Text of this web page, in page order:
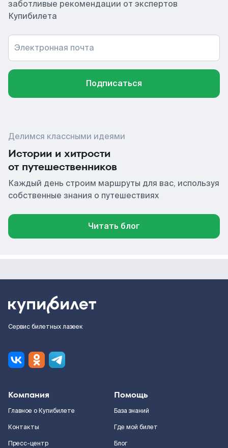
заботливые рекомендации от экспертов
Купибилета
Электронная почта
Подписаться
Делимся классными идеями
Истории и хитрости
от путешественников
Каждый день строим маршруты для вас, используя
собственные знания о путешествиях
Читать блог
Сервис билетных лазеек
Компания
Главное о Купибилете
Контакты
Пресс-центр
Помощь
База знаний
Где мой билет
Блог